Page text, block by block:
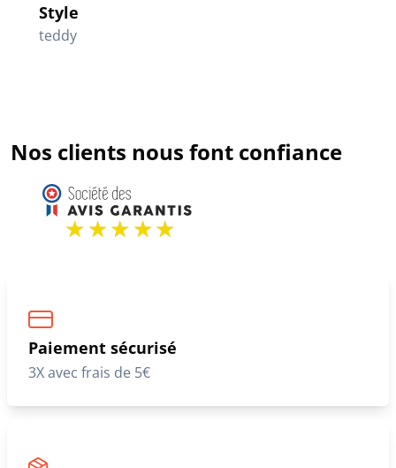
Style
teddy
Nos clients nous font confiance
Paiement sécurisé
3X avec frais de 5€